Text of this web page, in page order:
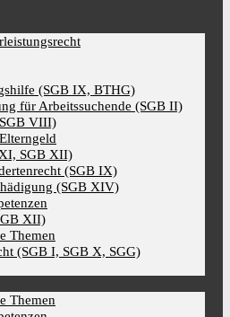
(SGB IX, BTHG)
für Arbeitssuchende (SGB II)
VIII)
SGB XII)
(SGB IX)
(SGB XIV)
XII)
Themen
(SGB I, SGB X, SGG)
Themen